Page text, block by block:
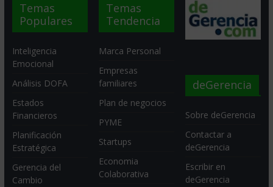
Temas
Populares
Inteligencia
Emocional
Análisis DOFA
Estados
Financieros
Planificación
Estratégica
Gerencia del
Cambio
Temas
Tendencia
Marca Personal
Empresas
familiares
Plan de negocios
PYME
Startups
Economia
Colaborativa
deGerencia
Sobre deGerencia
Contactar a
deGerencia
Escribir en
deGerencia